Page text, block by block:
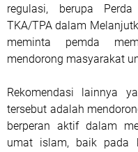
regulasi, berupa
TKA/TPA dalam
meminta pemda
mendorong masyarakat
Rekomendasi lainnya
tersebut adalah
berperan aktif dalam
umat islam, baik pada